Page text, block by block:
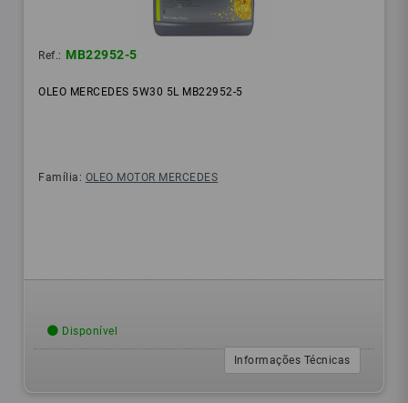
Ref.: MB22952-5
OLEO MERCEDES 5W30 5L MB22952-5
Família: OLEO MOTOR MERCEDES
Disponível
Informações Técnicas